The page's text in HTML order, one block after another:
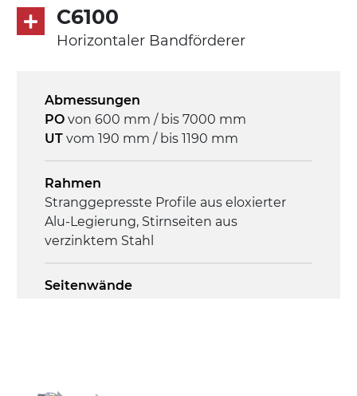
230/400Vac-50Hz-3Ph
Steuerung
On/Off, E-Stopp, Motor-
Überlastungsschutz
C6100
Horizontaler Bandförderer
Abmessungen
PO von 600 mm / bis 7000 mm
UT vom 190 mm / bis 1190 mm
Rahmen
Stranggepresste Profile aus eloxierter
Alu-Legierung, Stirnseiten aus
verzinktem Stahl
Seitenwände
ausziehbare Elemente aus